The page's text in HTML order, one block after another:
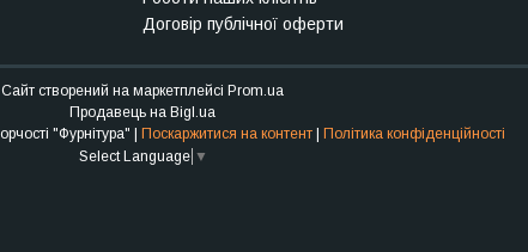
Договір публічної оферти
Сайт створений на маркетплейсі Prom.ua
Продавець на Bigl.ua
Поскаржитися на контент
Політика конфіденційності
Select Language ▼